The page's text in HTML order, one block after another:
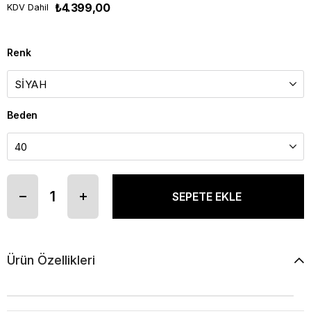
KDV Dahil ₺4.399,00
Renk
Beden
Ürün Özellikleri